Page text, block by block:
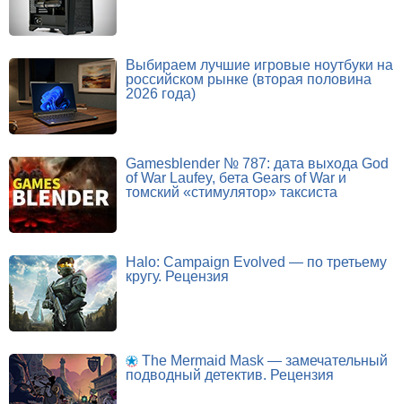
Выбираем лучшие игровые ноутбуки на
российском рынке (вторая половина
2026 года)
Gamesblender № 787: дата выхода God
of War Laufey, бета Gears of War и
томский «стимулятор» таксиста
Halo: Campaign Evolved — по третьему
кругу. Рецензия
The Mermaid Mask — замечательный
подводный детектив. Рецензия